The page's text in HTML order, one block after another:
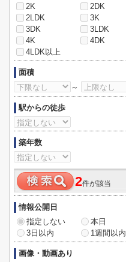
2K
2DK
2LDK
3K
3DK
3LDK
4K
4DK
4LDK以上
面積
～
駅からの徒歩
築年数
2件が該当
情報公開日
指定しない
本日
3日以内
1週間以内
画像・動画あり